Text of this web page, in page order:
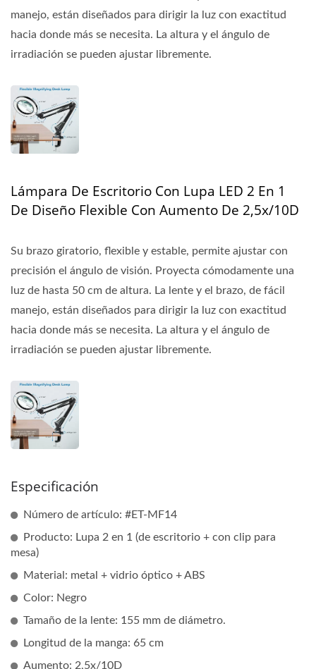
manejo, están diseñados para dirigir la luz con exactitud
hacia donde más se necesita. La altura y el ángulo de
irradiación se pueden ajustar libremente.
Lámpara De Escritorio Con Lupa LED 2 En 1
De Diseño Flexible Con Aumento De 2,5x/10D
Su brazo giratorio, flexible y estable, permite ajustar con
precisión el ángulo de visión. Proyecta cómodamente una
luz de hasta 50 cm de altura. La lente y el brazo, de fácil
manejo, están diseñados para dirigir la luz con exactitud
hacia donde más se necesita. La altura y el ángulo de
irradiación se pueden ajustar libremente.
Especificación
Número de artículo: #ET-MF14
Producto: Lupa 2 en 1 (de escritorio + con clip para
mesa)
Material: metal + vidrio óptico + ABS
Color: Negro
Tamaño de la lente: 155 mm de diámetro.
Longitud de la manga: 65 cm
Aumento: 2,5x/10D